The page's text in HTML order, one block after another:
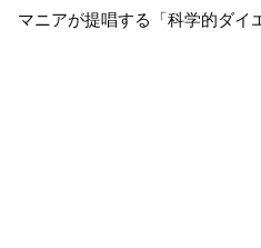
マニアが提唱する「科学的ダイ